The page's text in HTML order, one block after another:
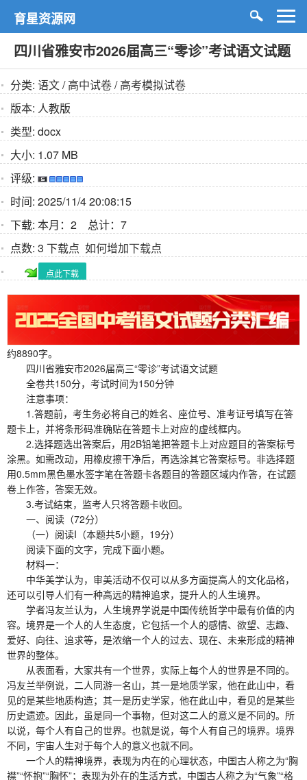
育星资源网
四川省雅安市2026届高三“零诊”考试语文试题
分类: 语文/高中试卷/高考模拟试卷
版本: 人教版
类型: docx
大小: 1.07 MB
评级:
时间: 2025/11/4 20:08:15
下载: 本月：2 总计：7
点数: 3 下载点 如何增加下载点
点此下载
约8890字。
四川省雅安市2026届高三“零诊”考试语文试题
全卷共150分，考试时间为150分钟
注意事项：
1.答题前，考生务必将自己的姓名、座位号、准考证号填写在答
题卡上，并将条形码准确贴在答题卡上对应的虚线框内。
2.选择题选出答案后，用2B铅笔把答题卡上对应题目的答案标号
涂黑。如需改动，用橡皮擦干净后，再选涂其它答案标号。非选择题
用0.5mm黑色墨水签字笔在答题卡各题目的答题区域内作答，在试题
卷上作答，答案无效。
3.考试结束，监考人只将答题卡收回。
一、阅读（72分）
（一）阅读I（本题共5小题，19分）
阅读下面的文字，完成下面小题。
材料一：
中华美学认为，审美活动不仅可以从多方面提高人的文化品格，
还可以引导人们有一种高远的精神追求，提升人的人生境界。
学者冯友兰认为，人生境界学说是中国传统哲学中最有价值的内
容。境界是一个人的人生态度，它包括一个人的感情、欲望、志趣、
爱好、向往、追求等，是浓缩一个人的过去、现在、未来形成的精神
世界的整体。
从表面看，大家共有一个世界，实际上每个人的世界是不同的。
冯友兰举例说，二人同游一名山，其一是地质学家，他在此山中，看
见的是某些地质构造；其一是历史学家，他在此山中，看见的是某些
历史遗迹。因此，虽是同一个事物，但对这二人的意义是不同的。所
以说，每个人有自己的世界。也就是说，每个人有自己的境界。境界
不同，宇宙人生对于每个人的意义也就不同。
一个人的精神境界，表现为内在的心理状态，中国古人称之为“胸
襟”“怀抱”“胸怀”；表现为外在的生活方式，中国古人称之为“气象”“格